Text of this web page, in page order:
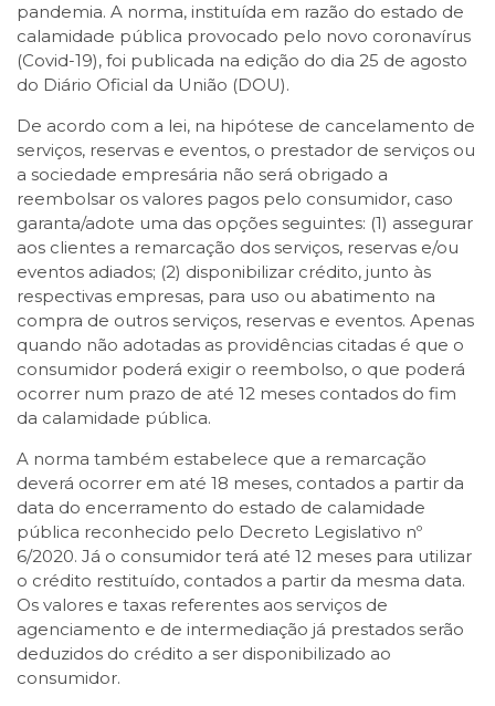
pandemia. A norma, instituída em razão do estado de
calamidade pública provocado pelo novo coronavírus
(Covid-19), foi publicada na edição do dia 25 de agosto
do Diário Oficial da União (DOU).
De acordo com a lei, na hipótese de cancelamento de
serviços, reservas e eventos, o prestador de serviços ou
a sociedade empresária não será obrigado a
reembolsar os valores pagos pelo consumidor, caso
garanta/adote uma das opções seguintes: (1) assegurar
aos clientes a remarcação dos serviços, reservas e/ou
eventos adiados; (2) disponibilizar crédito, junto às
respectivas empresas, para uso ou abatimento na
compra de outros serviços, reservas e eventos. Apenas
quando não adotadas as providências citadas é que o
consumidor poderá exigir o reembolso, o que poderá
ocorrer num prazo de até 12 meses contados do fim
da calamidade pública.
A norma também estabelece que a remarcação
deverá ocorrer em até 18 meses, contados a partir da
data do encerramento do estado de calamidade
pública reconhecido pelo Decreto Legislativo nº
6/2020. Já o consumidor terá até 12 meses para utilizar
o crédito restituído, contados a partir da mesma data.
Os valores e taxas referentes aos serviços de
agenciamento e de intermediação já prestados serão
deduzidos do crédito a ser disponibilizado ao
consumidor.